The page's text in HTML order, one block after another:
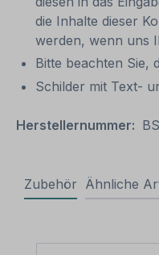
die Inhalte dieser
werden, wenn uns
Bitte beachten Sie,
Schilder mit Text-
Herstellernummer:
Zubehör Ähnliche